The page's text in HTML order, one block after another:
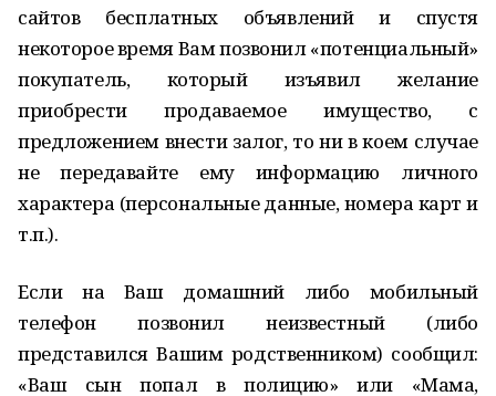
сайтов бесплатных объявлений и спустя
некоторое время Вам позвонил «потенциальный»
покупатель, который изъявил желание
приобрести продаваемое имущество, с
предложением внести залог, то ни в коем случае
не передавайте ему информацию личного
характера (персональные данные, номера карт и
т.п.).
Если на Ваш домашний либо мобильный
телефон позвонил неизвестный (либо
представился Вашим родственником) сообщил:
«Ваш сын попал в полицию» или «Мама,